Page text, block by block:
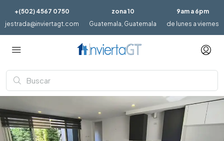
+(502) 4567 0750
jestrada@inviertagt.com
zona 10
Guatemala, Guatemala
9am a 6pm
de lunes a viernes